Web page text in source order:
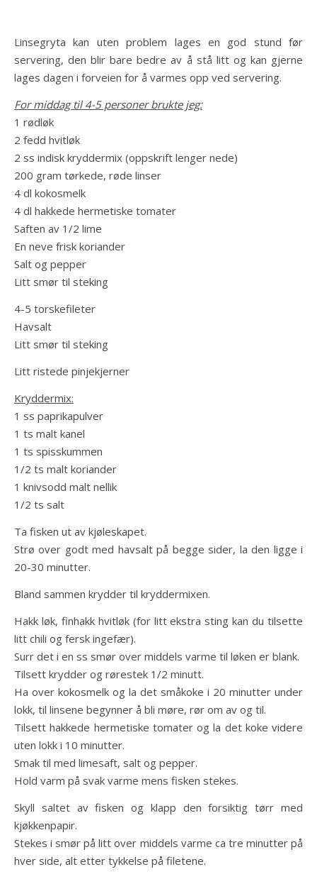
Linsegryta kan uten problem lages en god stund før
servering, den blir bare bedre av å stå litt og kan gjerne
lages dagen i forveien for å varmes opp ved servering.
For middag til 4-5 personer brukte jeg:
1 rødløk
2 fedd hvitløk
2 ss indisk kryddermix (oppskrift lenger nede)
200 gram tørkede, røde linser
4 dl kokosmelk
4 dl hakkede hermetiske tomater
Saften av 1/2 lime
En neve frisk koriander
Salt og pepper
Litt smør til steking
4-5 torskefileter
Havsalt
Litt smør til steking
Litt ristede pinjekjerner
Kryddermix:
1 ss paprikapulver
1 ts malt kanel
1 ts spisskummen
1/2 ts malt koriander
1 knivsodd malt nellik
1/2 ts salt
Ta fisken ut av kjøleskapet.
Strø over godt med havsalt på begge sider, la den ligge i
20-30 minutter.
Bland sammen krydder til kryddermixen.
Hakk løk, finhakk hvitløk (for litt ekstra sting kan du tilsette
litt chili og fersk ingefær).
Surr det i en ss smør over middels varme til løken er blank.
Tilsett krydder og rørestek 1/2 minutt.
Ha over kokosmelk og la det småkoke i 20 minutter under
lokk, til linsene begynner å bli møre, rør om av og til.
Tilsett hakkede hermetiske tomater og la det koke videre
uten lokk i 10 minutter.
Smak til med limesaft, salt og pepper.
Hold varm på svak varme mens fisken stekes.
Skyll saltet av fisken og klapp den forsiktig tørr med
kjøkkenpapir.
Stekes i smør på litt over middels varme ca tre minutter på
hver side, alt etter tykkelse på filetene.